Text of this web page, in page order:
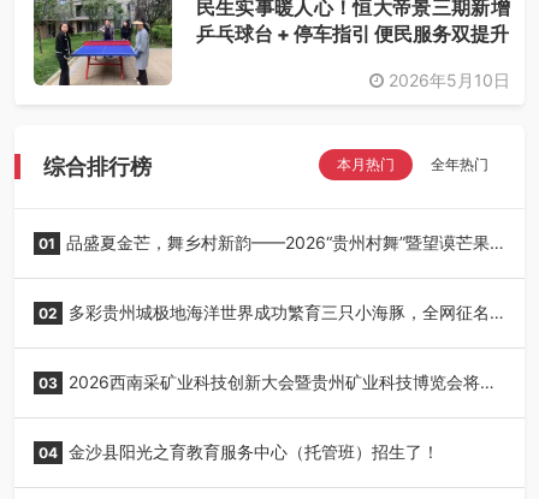
民生实事暖人心！恒大帝景三期新增
乒乓球台 + 停车指引 便民服务双提升
2026年5月10日
综合排行榜 本月热门 全年热门
01 品盛夏金芒，舞乡村新韵——2026“贵州村舞”暨望谟芒果
02 多彩贵州城极地海洋世界成功繁育三只小海豚，全网征名
03 2026西南采矿业科技创新大会暨贵州矿业科技博览会将在
04 金沙县阳光之育教育服务中心（托管班）招生了！